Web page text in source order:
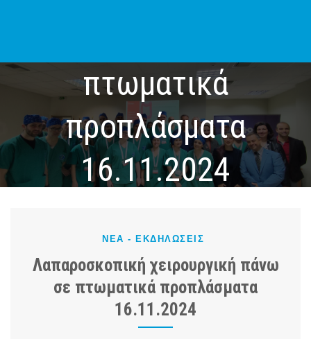
πτωματικά
προπλάσματα
16.11.2024
Λαπαροσκοπική χειρουργική πάνω σε
ΝΈΑ - ΕΚΔΗΛΏΣΕΙΣ
Λαπαροσκοπική χειρουργική πάνω
σε πτωματικά προπλάσματα
16.11.2024